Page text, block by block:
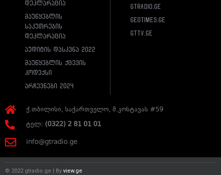
დეკლარაცია
მაუწყებლის
საკუთრების
დეკლარაცია
აუდიტის დასკვნა 2022
მაუწყებლის ქცევის
კოდექსი
არჩევნები 2024
gtradio.ge
geotimes.ge
gttv.ge
ქ.თბილისი, საქართველო, მ.კოსტავას #59
ტელ: (0322) 2 81 01 01
info@gtradio.ge
© 2022 gtradio.ge | By view.ge